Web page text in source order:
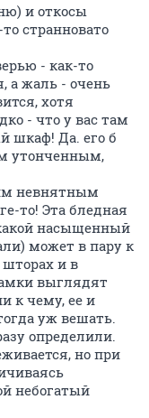
и откосы
странновато
- как-то
а жаль - очень
хотя
- что у вас там
шкаф! Да. его б
утонченным,
невнятным
то! Эта бледная
насыщенный
может в пару к
шторах и в
выглядят
к чему, ее и
уж вешать.
определили.
но при
небогатый